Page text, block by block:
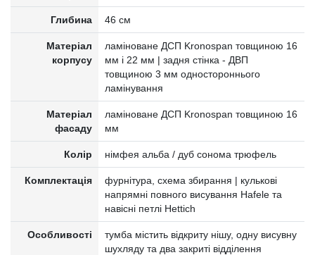
Глибина 46 см
Матеріал
корпусу
ламіноване ДСП Kronospan товщиною 16
мм і 22 мм | задня стінка - ДВП
товщиною 3 мм одностороннього
ламінування
Матеріал
фасаду
ламіноване ДСП Kronospan товщиною 16
мм
Колір німфея альба / дуб сонома трюфель
Комплектація
фурнітура, схема збирання | кулькові
напрямні повного висування Hafele та
навісні петлі Hettich
Особливості
тумба містить відкриту нішу, одну висувну
шухляду та два закриті відділення